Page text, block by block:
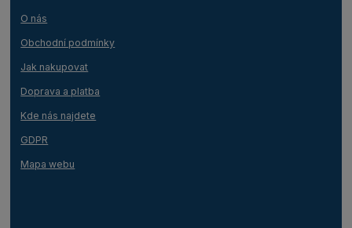
O nás
Obchodní podmínky
Jak nakupovat
Doprava a platba
Kde nás najdete
GDPR
Mapa webu